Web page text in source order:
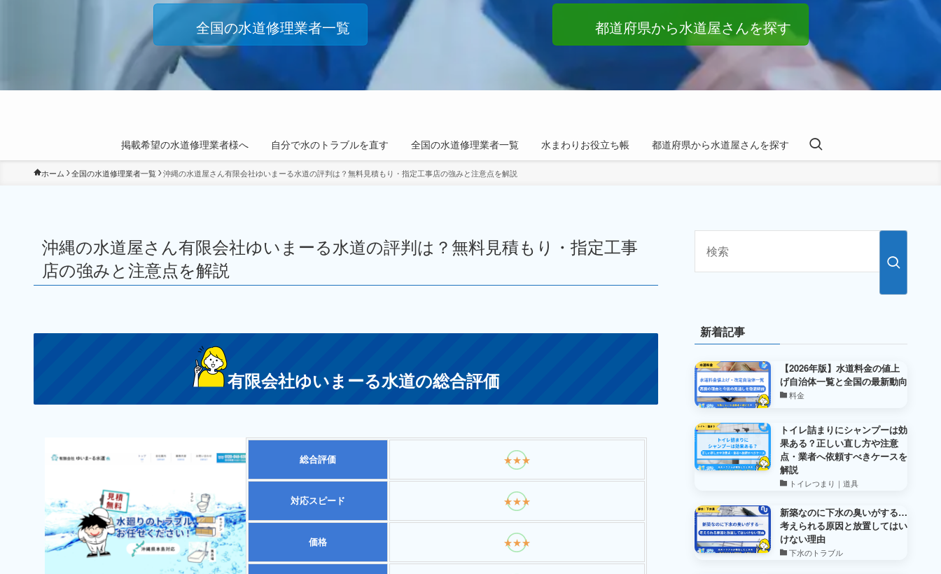
掲載希望の水道修理業者様へ 自分で水のトラブルを直す 全国の水道修理業者一覧 水まわりお役立ち帳 都道府県から水道屋さんを探す
全国の水道修理業者一覧 都道府県から水道屋さんを探す
ホーム 全国の水道修理業者一覧 沖縄の水道屋さん有限会社ゆいまーる水道の評判は？無料見積もり・指定工事店の強みと注意点を解説
沖縄の水道屋さん有限会社ゆいまーる水道の評判は？無料見積もり・指定工事
店の強みと注意点を解説
有限会社ゆいまーる水道の総合評価
総合評価 ★★★
対応スピード ★★★
価格 ★★★
新着記事
【2026年版】水道料金の値上
げ自治体一覧と全国の最新動向
料金
トイレ詰まりにシャンプーは効
果ある？正しい直し方や注意
点・業者へ依頼すべきケースを
解説
トイレつまり｜道具
新築なのに下水の臭いがする…
考えられる原因と放置してはい
けない理由
下水のトラブル